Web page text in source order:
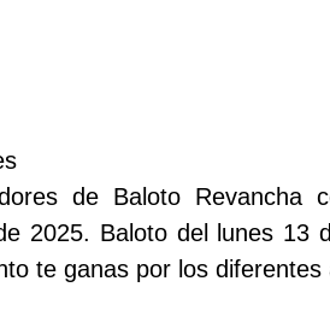
de Baloto Revancha
2025. Baloto del lunes 13
te ganas por los diferentes